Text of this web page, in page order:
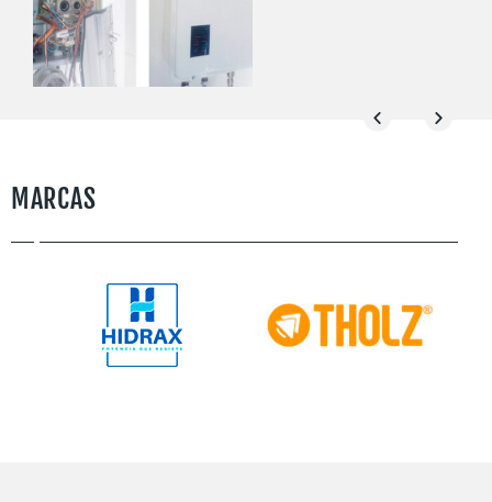
SAIBA MAIS
MARCAS